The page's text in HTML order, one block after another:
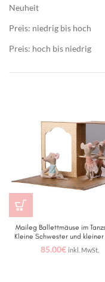
Neuheit
Preis: niedrig bis hoch
Preis: hoch bis niedrig
Maileg Ballettmäuse im
Kleine Schwester und kleiner
85.00€ inkl. MwSt.